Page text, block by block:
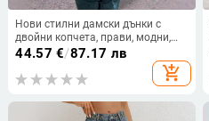
Нови стилни дамски дънки с
двойни копчета, прави, модни,
дънкови панталони
44.57 €/87.17 лв
add_shopping_cart